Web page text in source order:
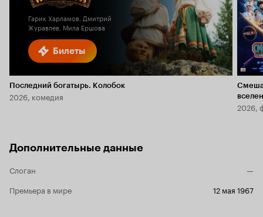
Билеты
Гарик Харламов, Дмитрий
Журавлев, Мила Ершова
Последний богатырь. Колобок
2026, комедия
2026,
Дополнительные данные
Слоган
—
Премьера в мире
12 мая 1967